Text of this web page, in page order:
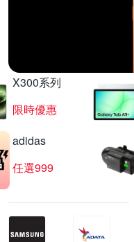
X300系列
限時優惠
adidas
任選999